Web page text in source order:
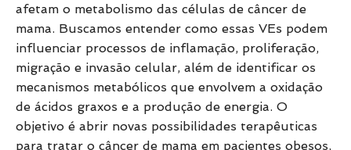
afetam o metabolismo das células de câncer de
mama. Buscamos entender como essas VEs podem
influenciar processos de inflamação, proliferação,
migração e invasão celular, além de identificar os
mecanismos metabólicos que envolvem a oxidação
de ácidos graxos e a produção de energia. O
objetivo é abrir novas possibilidades terapêuticas
para tratar o câncer de mama em pacientes obesos,